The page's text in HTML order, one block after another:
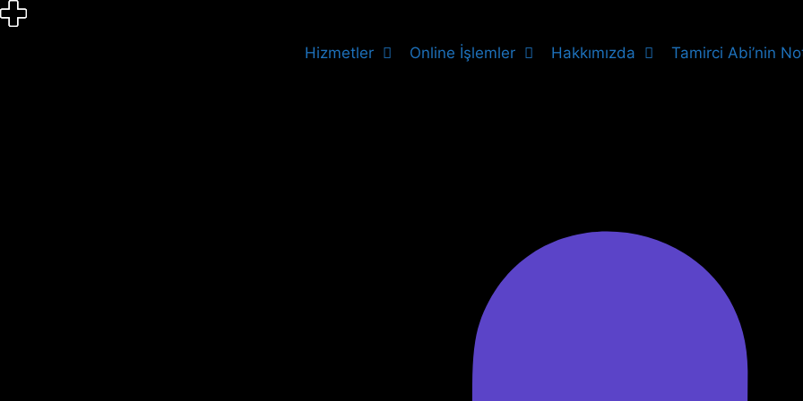
İçeriğe
atla
Hizmetler
Online İşlemler Hakkımızda Tamirci Abi’nin